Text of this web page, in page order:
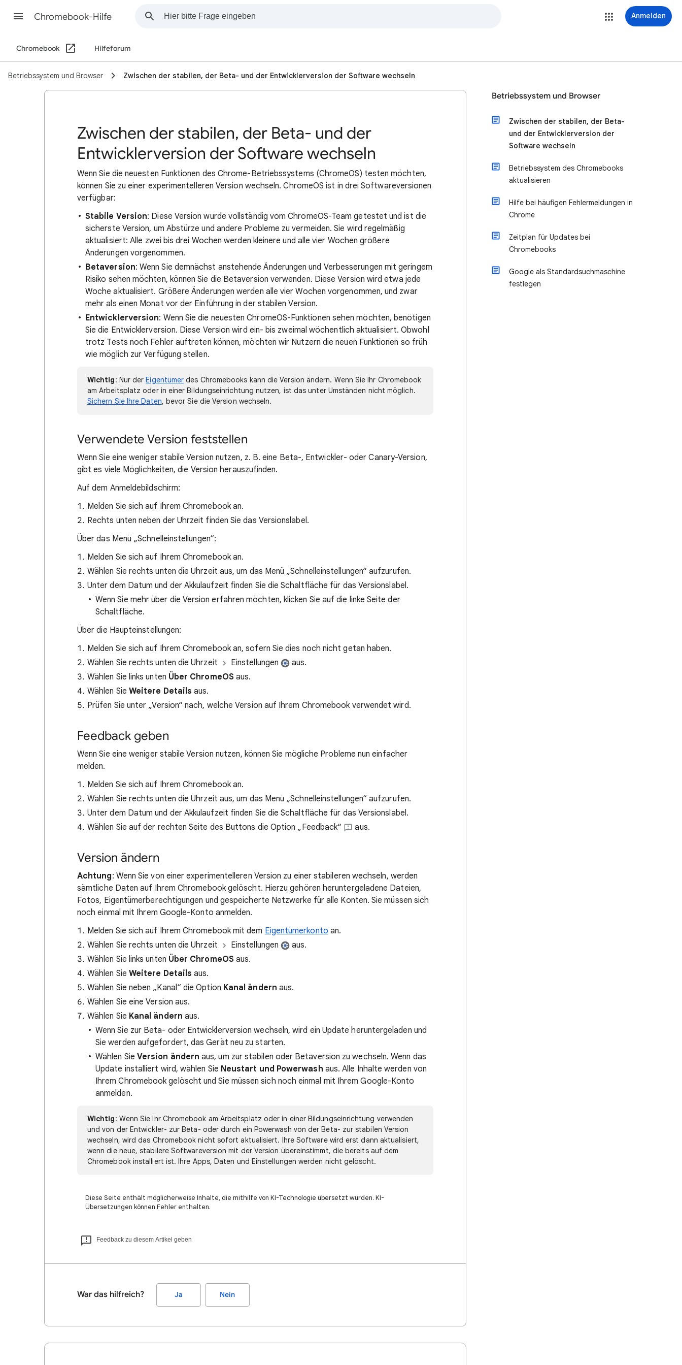
Chromebook-Hilfe Anmelden
Chromebook Hilfeforum
Betriebssystem und Browser Zwischen der stabilen, der Beta- und der Entwicklerversion der Software wechseln
Zwischen der stabilen, der Beta- und der
Entwicklerversion der Software wechseln
Wenn Sie die neuesten Funktionen des Chrome-Betriebssystems (ChromeOS) testen möchten,
können Sie zu einer experimentelleren Version wechseln. ChromeOS ist in drei Softwareversionen
verfügbar:
Stabile Version: Diese Version wurde vollständig vom ChromeOS-Team getestet und ist die
sicherste Version, um Abstürze und andere Probleme zu vermeiden. Sie wird regelmäßig
aktualisiert: Alle zwei bis drei Wochen werden kleinere und alle vier Wochen größere
Änderungen vorgenommen.
Betaversion: Wenn Sie demnächst anstehende Änderungen und Verbesserungen mit geringem
Risiko sehen möchten, können Sie die Betaversion verwenden. Diese Version wird etwa jede
Woche aktualisiert. Größere Änderungen werden alle vier Wochen vorgenommen, und zwar
mehr als einen Monat vor der Einführung in der stabilen Version.
Entwicklerversion: Wenn Sie die neuesten ChromeOS-Funktionen sehen möchten, benötigen
Sie die Entwicklerversion. Diese Version wird ein- bis zweimal wöchentlich aktualisiert. Obwohl
trotz Tests noch Fehler auftreten können, möchten wir Nutzern die neuen Funktionen so früh
wie möglich zur Verfügung stellen.
Wichtig: Nur derEigentümer des Chromebooks kann die Version ändern. Wenn Sie Ihr Chromebook
am Arbeitsplatz oder in einer Bildungseinrichtung nutzen, ist das unter Umständen nicht möglich.
Sichern Sie Ihre Daten, bevor Sie die Version wechseln.
Verwendete Version feststellen
Wenn Sie eine weniger stabile Version nutzen, z. B. eine Beta-, Entwickler- oder Canary-Version,
gibt es viele Möglichkeiten, die Version herauszufinden.
Auf dem Anmeldebildschirm:
Melden Sie sich auf Ihrem Chromebook an.
Rechts unten neben der Uhrzeit finden Sie das Versionslabel.
Über das Menü „Schnelleinstellungen“:
Melden Sie sich auf Ihrem Chromebook an.
Wählen Sie rechts unten die Uhrzeit aus, um das Menü „Schnelleinstellungen“ aufzurufen.
Unter dem Datum und der Akkulaufzeit finden Sie die Schaltfläche für das Versionslabel.
Wenn Sie mehr über die Version erfahren möchten, klicken Sie auf die linke Seite der
Schaltfläche.
Über die Haupteinstellungen:
Melden Sie sich auf Ihrem Chromebook an, sofern Sie dies noch nicht getan haben.
Wählen Sie rechts unten die Uhrzeit
Einstellungen
aus.
Wählen Sie links unten Über ChromeOS aus.
Wählen Sie Weitere Details aus.
Prüfen Sie unter „Version“ nach, welche Version auf Ihrem Chromebook verwendet wird.
Feedback geben
Wenn Sie eine weniger stabile Version nutzen, können Sie mögliche Probleme nun einfacher
melden.
Melden Sie sich auf Ihrem Chromebook an.
Wählen Sie rechts unten die Uhrzeit aus, um das Menü „Schnelleinstellungen“ aufzurufen.
Unter dem Datum und der Akkulaufzeit finden Sie die Schaltfläche für das Versionslabel.
Wählen Sie auf der rechten Seite des Buttons die Option „Feedback“
aus.
Version ändern
Achtung: Wenn Sie von einer experimentelleren Version zu einer stabileren wechseln, werden
sämtliche Daten auf Ihrem Chromebook gelöscht. Hierzu gehören heruntergeladene Dateien,
Fotos, Eigentümerberechtigungen und gespeicherte Netzwerke für alle Konten. Sie müssen sich
noch einmal mit Ihrem Google-Konto anmelden.
Melden Sie sich auf Ihrem Chromebook mit dem Eigentümerkonto an.
Wählen Sie rechts unten die Uhrzeit
Einstellungen
aus.
Wählen Sie links unten Über ChromeOS aus.
Wählen Sie Weitere Details aus.
Wählen Sie neben „Kanal“ die Option Kanal ändern aus.
Wählen Sie eine Version aus.
Wählen Sie Kanal ändern aus.
Wenn Sie zur Beta- oder Entwicklerversion wechseln, wird ein Update heruntergeladen und
Sie werden aufgefordert, das Gerät neu zu starten.
Wählen Sie Version ändern aus, um zur stabilen oder Betaversion zu wechseln. Wenn das
Update installiert wird, wählen Sie Neustart und Powerwash aus. Alle Inhalte werden von
Ihrem Chromebook gelöscht und Sie müssen sich noch einmal mit Ihrem Google-Konto
anmelden.
Wichtig: Wenn Sie Ihr Chromebook am Arbeitsplatz oder in einer Bildungseinrichtung verwenden
und von der Entwickler- zur Beta- oder durch ein Powerwash von der Beta- zur stabilen Version
wechseln, wird das Chromebook nicht sofort aktualisiert. Ihre Software wird erst dann aktualisiert,
wenn die neue, stabilere Softwareversion mit der Version übereinstimmt, die bereits auf dem
Chromebook installiert ist. Ihre Apps, Daten und Einstellungen werden nicht gelöscht.
Diese Seite enthält möglicherweise Inhalte, die mithilfe von KI-Technologie übersetzt wurden. KI-
Übersetzungen können Fehler enthalten.
Feedback zu diesem Artikel geben
War das hilfreich? Ja Nein
Betriebssystem und Browser
Zwischen der stabilen, der Beta-
und der Entwicklerversion der
Software wechseln
Betriebssystem des Chromebooks
aktualisieren
Hilfe bei häufigen Fehlermeldungen in
Chrome
Zeitplan für Updates bei
Chromebooks
Google als Standardsuchmaschine
festlegen